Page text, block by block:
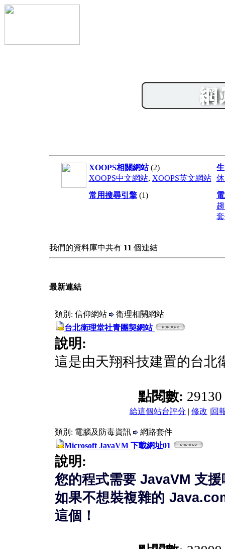
XOOPS相關網站(2)
XOOPS中文網站, XOOPS英文網站
常用搜尋引擎(1)
我們的資料庫中共有 11 個連結
最新連結
類別: 信仰網站
衛理相關網站
台北衛理堂社青團契網站
說明:
這是由天翔科技建置的台北
點閱數: 29130
給這個站台評分 | 修改 |回
類別: 電腦及防毒資訊
網路套件
Microsoft JavaVM 下載網址01
說明:
您的程式需要 JavaVM 支援
如果不想裝複雜的
這個！